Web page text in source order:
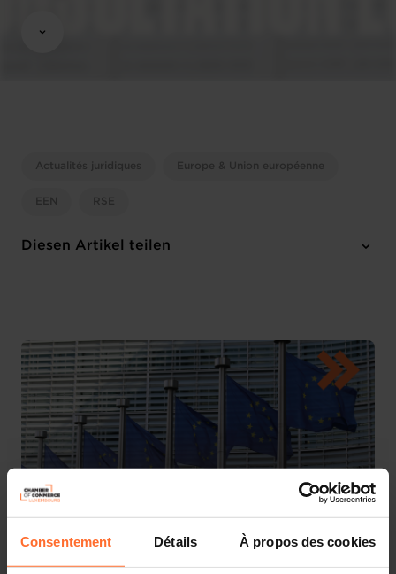
Consentement Détails À propos des cookies
Actualités juridiques Europe & Union européenne
EEN RSE
Diesen Artikel teilen
La Chambre de Commerce souhaite attirer votre